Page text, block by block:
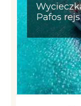
Pafos